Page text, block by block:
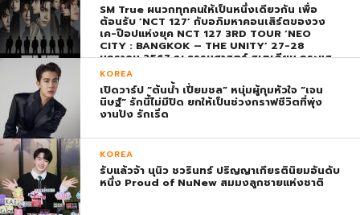
SM True ผนวกทุกคนให้เป็นหนึ่งเดียวกัน เพื่อ
ต้อนรับ ‘NCT 127’ กับอภิมหาคอนเสิร์ตของวง
เค-ป๊อปแห่งยุค NCT 127 3RD TOUR ‘NEO
CITY : BANGKOK – THE UNITY’ 27-28
มกราคม 2567 ณ ธรรมศาสตร์ สเตเดียม กระแส
ตอบรับยิ่งใหญ่สมการรอคอย บัตร SOLD OUT
ทุกที่นั่งทันทีที่เปิดจำหน่าย !
KOREA
เปิดวาร์ป “ต้นน้ำ เปี่ยมชล” หนุ่มผู้กุมหัวใจ “เจน
นิษฐ์” รักนี้ไม่มีปิด ยกให้เป็นช่วงกราฟชีวิตที่พุ่ง
งานปัง รักเริ่ด
KOREA
รับแล้วจ้า นุนิว ชวรินทร์ ปริญญาเกียรตินิยมอันดับ
หนึ่ง Proud of NuNew สมมงลูกชายแห่งชาติ